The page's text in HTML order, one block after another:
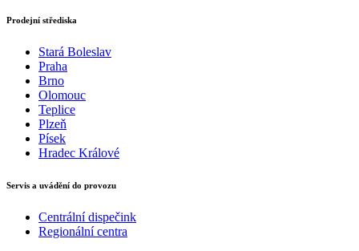
Prodejní střediska
Stará Boleslav
Praha
Brno
Olomouc
Teplice
Plzeň
Písek
Hradec Králové
Servis a uvádění do provozu
Centrální dispečink
Regionální centra